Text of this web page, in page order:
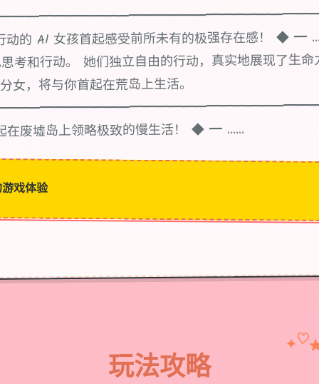
的 AI 女孩首起感受前所未有的极强存在感！ ◆ ━
考和行动。 她们独立自由的行动，真实地展现了生
女，将与你首起在荒岛上生活。
废墟岛上领略极致的慢生活！ ◆ ━ ......
戏体验
玩法攻略
✦♡